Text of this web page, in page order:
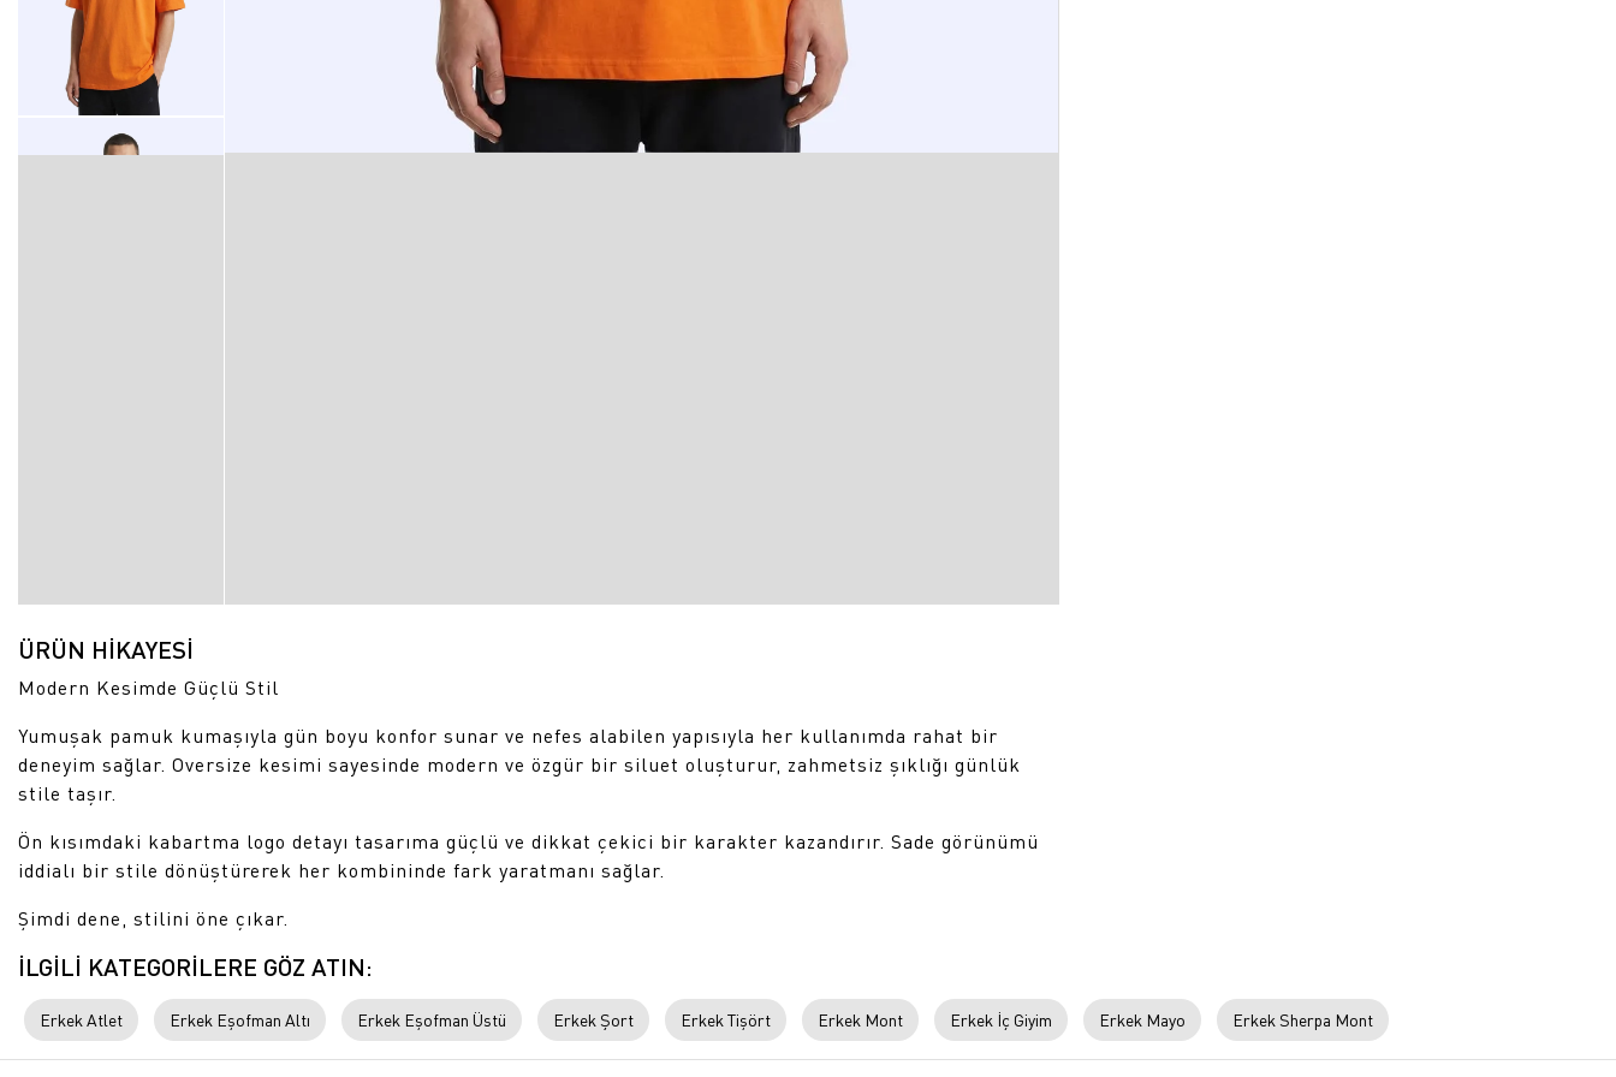
ÜRÜN HİKAYESİ
Modern Kesimde Güçlü Stil
Yumuşak pamuk kumaşıyla gün boyu konfor sunar ve nefes alabilen yapısıyla her kullanımda rahat bir
deneyim sağlar. Oversize kesimi sayesinde modern ve özgür bir siluet oluşturur, zahmetsiz şıklığı günlük
stile taşır.
Ön kısımdaki kabartma logo detayı tasarıma güçlü ve dikkat çekici bir karakter kazandırır. Sade görünümü
iddialı bir stile dönüştürerek her kombininde fark yaratmanı sağlar.
Şimdi dene, stilini öne çıkar.
İLGİLİ KATEGORİLERE GÖZ ATIN:
Erkek Atlet Erkek Eşofman Altı Erkek Eşofman Üstü Erkek Şort Erkek Tişört Erkek Mont Erkek İç Giyim Erkek Mayo Erkek Sherpa Mont